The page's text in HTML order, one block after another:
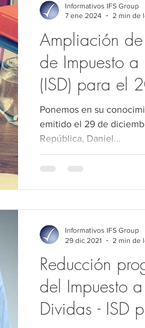
Ampliación
de Impuesto
(ISD) para el
Ponemos en su
emitido el 29 de
República, Daniel...
Informativos IFS Group
7 ene 2024
2 min de
Reducción
del Impuesto
Dividas - ISD
Informativos IFS Group
29 dic 2021
2 min de